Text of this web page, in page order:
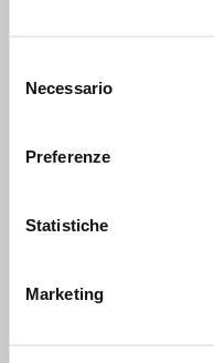
delNecessario
Preferenze
Statistiche
Marketing
Precedente
CAPPELLINO